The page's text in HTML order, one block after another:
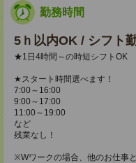
勤務時間
5ｈ以内OK / シフト
★1日4時間～の時短シフトOK
★スタート時間選べます！
7:00～16:00
9:00～17:00
11:00～19:00
など
残業なし！
※Wワークの場合、他のお仕事